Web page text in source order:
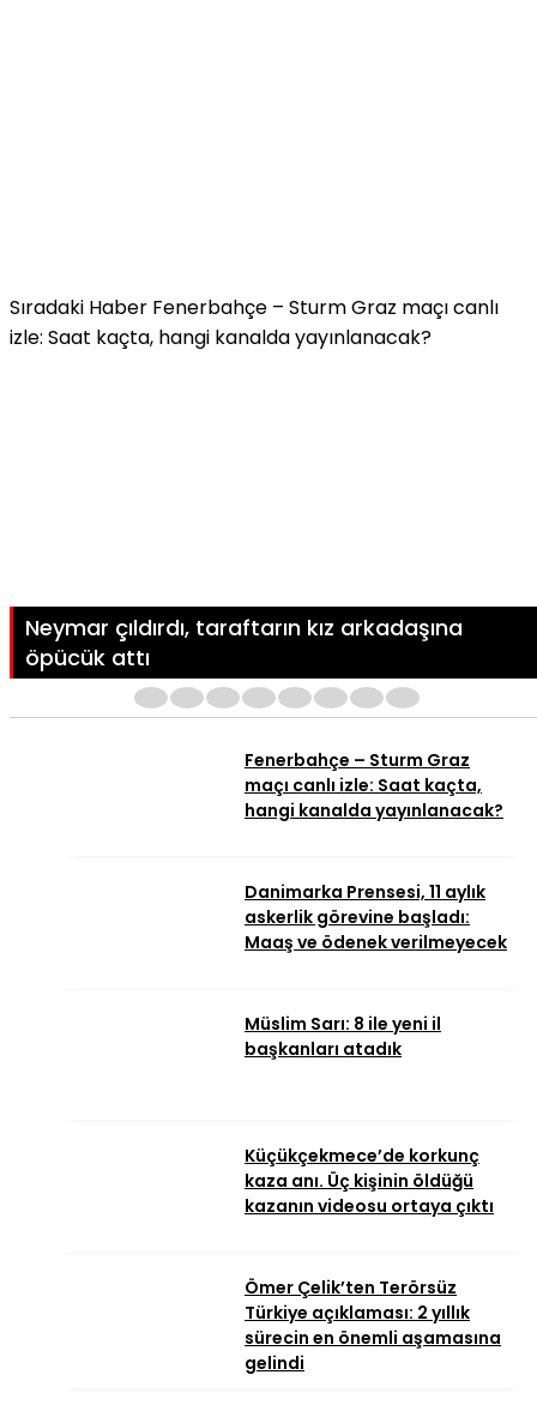
Sıradaki Haber Fenerbahçe – Sturm Graz maçı canlı
izle: Saat kaçta, hangi kanalda yayınlanacak?
Neymar çıldırdı, taraftarın kız arkadaşına
öpücük attı
Fenerbahçe – Sturm Graz
maçı canlı izle: Saat kaçta,
hangi kanalda yayınlanacak?
Danimarka Prensesi, 11 aylık
askerlik görevine başladı:
Maaş ve ödenek verilmeyecek
Müslim Sarı: 8 ile yeni il
başkanları atadık
Küçükçekmece’de korkunç
kaza anı. Üç kişinin öldüğü
kazanın videosu ortaya çıktı
Ömer Çelik’ten Terörsüz
Türkiye açıklaması: 2 yıllık
sürecin en önemli aşamasına
gelindi